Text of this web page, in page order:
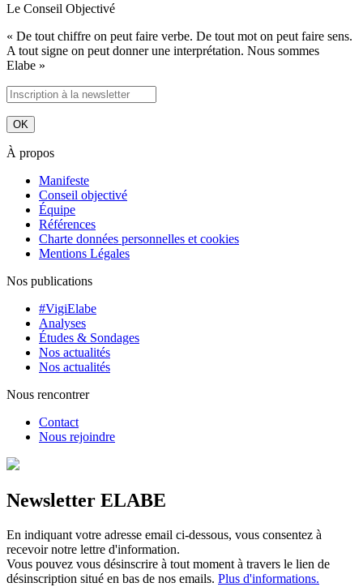
Le Conseil Objectivé
« De tout chiffre on peut faire verbe. De tout mot on peut faire sens.
A tout signe on peut donner une interprétation. Nous sommes
Elabe »
À propos
Manifeste
Conseil objectivé
Équipe
Références
Charte données personnelles et cookies
Mentions Légales
Nos publications
#VigiElabe
Analyses
Études & Sondages
Nos actualités
Nos actualités
Nous rencontrer
Contact
Nous rejoindre
Newsletter ELABE
En indiquant votre adresse email ci-dessous, vous consentez à
recevoir notre lettre d'information.
Vous pouvez vous désinscrire à tout moment à travers le lien de
désinscription situé en bas de nos emails. Plus d'informations.